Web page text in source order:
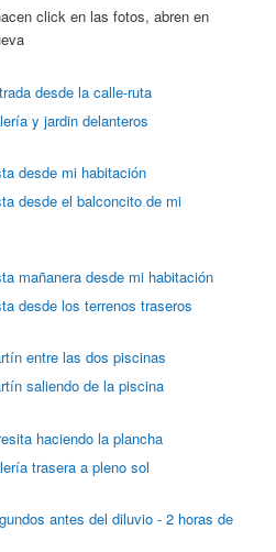
click en las fotos, abren en